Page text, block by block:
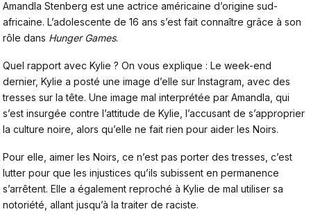
Amandla Stenberg est une actrice américaine d’origine sud-
africaine. L’adolescente de 16 ans s’est fait connaître grâce à son
rôle dans Hunger Games.
Quel rapport avec Kylie ? On vous explique : Le week-end
dernier, Kylie a posté une image d’elle sur Instagram, avec des
tresses sur la tête. Une image mal interprétée par Amandla, qui
s’est insurgée contre l’attitude de Kylie, l’accusant de s’approprier
la culture noire, alors qu’elle ne fait rien pour aider les Noirs.
Pour elle, aimer les Noirs, ce n’est pas porter des tresses, c’est
lutter pour que les injustices qu’ils subissent en permanence
s’arrêtent. Elle a également reproché à Kylie de mal utiliser sa
notoriété, allant jusqu’à la traiter de raciste.